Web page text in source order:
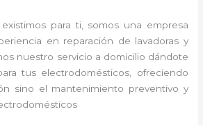
para ti, somos una empresa
en reparación de lavadoras y
nuestro servicio a domicilio dándote
tus electrodomésticos, ofreciendo
sino el mantenimiento preventivo y